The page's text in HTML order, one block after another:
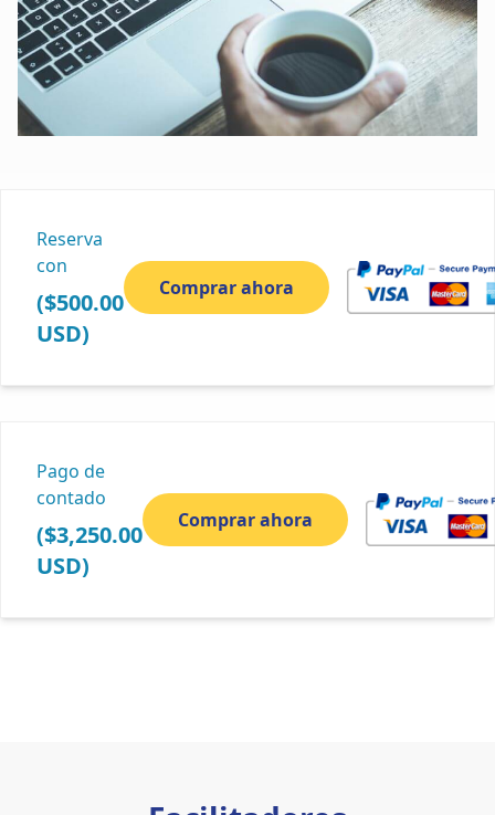
Reserva
con
($500.00
USD)
Pago de
contado
($3,250.00
USD)